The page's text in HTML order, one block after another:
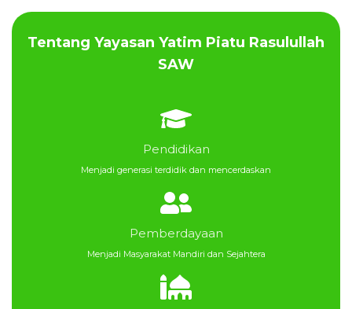
Tentang Yayasan Yatim Piatu Rasulullah
SAW
Pendidikan
Menjadi generasi terdidik dan mencerdaskan
Pemberdayaan
Menjadi Masyarakat Mandiri dan Sejahtera